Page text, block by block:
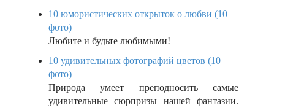
10 юмористических открыток о любви (10
фото)
Любите и будьте любимыми!
10 удивительных фотографий цветов (10
фото)
Природа умеет преподносить самые
удивительные сюрпризы нашей фантазии.